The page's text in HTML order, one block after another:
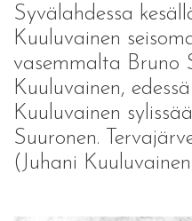
Syvälahdessa
Kuuluvainen
vasemmalta Bruno
Kuuluvainen,
Kuuluvainen
Suuronen.
(Juhani